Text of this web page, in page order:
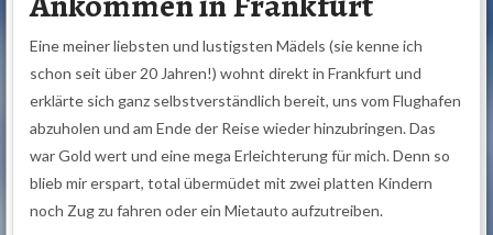
Eine meiner liebsten und lustigsten Mädels (sie kenne ich
schon seit über 20 Jahren!) wohnt direkt in Frankfurt und
erklärte sich ganz selbstverständlich bereit, uns vom Flughafen
abzuholen und am Ende der Reise wieder hinzubringen. Das
war Gold wert und eine mega Erleichterung für mich. Denn so
blieb mir erspart, total übermüdet mit zwei platten Kindern
noch Zug zu fahren oder ein Mietauto aufzutreiben.